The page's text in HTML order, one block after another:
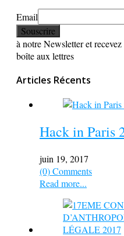
Email
à notre Newsletter et
boîte aux lettres
Articles Récents
Hack in Paris
juin 19, 2017
(0) Comments
Read more...